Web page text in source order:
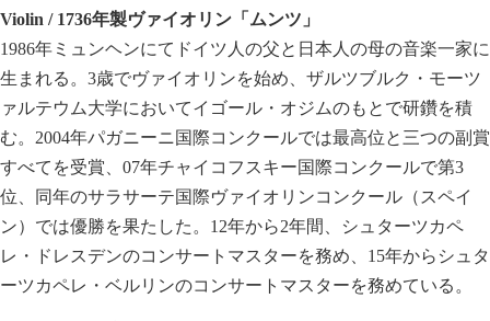
Violin / 1736年製ヴァイオリン「ムンツ」
1986年ミュンヘンにてドイツ人の父と日本人の母の音楽一家に
生まれる。3歳でヴァイオリンを始め、ザルツブルク・モーツ
ァルテウム大学においてイゴール・オジムのもとで研鑽を積
む。2004年パガニーニ国際コンクールでは最高位と三つの副賞
すべてを受賞、07年チャイコフスキー国際コンクールで第3
位、同年のサラサーテ国際ヴァイオリンコンクール（スペイ
ン）では優勝を果たした。12年から2年間、シュターツカペ
レ・ドレスデンのコンサートマスターを務め、15年からシュタ
ーツカペレ・ベルリンのコンサートマスターを務めている。